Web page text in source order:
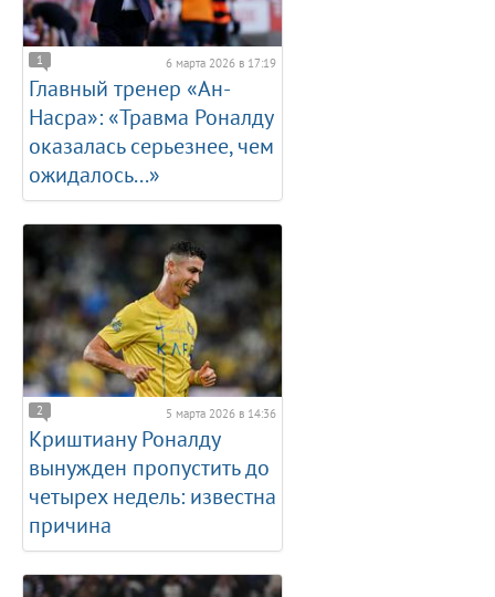
1 6 марта 2026 в 17:19
Главный тренер «Ан-
Насра»: «Травма Роналду
оказалась серьезнее, чем
ожидалось...»
2 5 марта 2026 в 14:36
Криштиану Роналду
вынужден пропустить до
четырех недель: известна
причина